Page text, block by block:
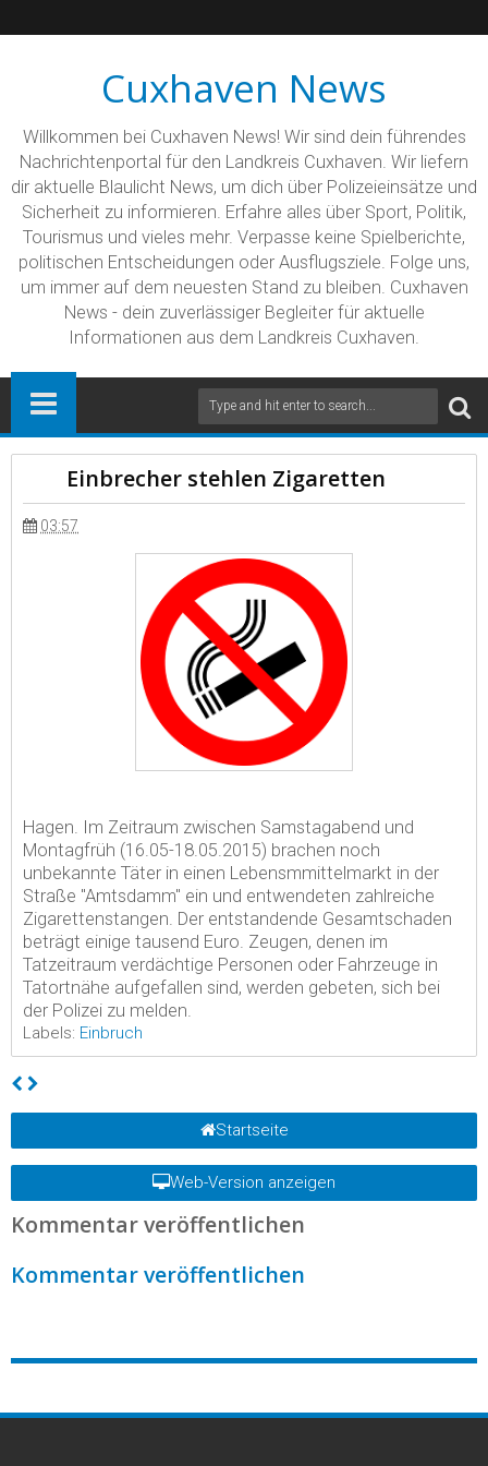
Cuxhaven News
Willkommen bei Cuxhaven News! Wir sind dein führendes
Nachrichtenportal für den Landkreis Cuxhaven. Wir liefern
dir aktuelle Blaulicht News, um dich über Polizeieinsätze und
Sicherheit zu informieren. Erfahre alles über Sport, Politik,
Tourismus und vieles mehr. Verpasse keine Spielberichte,
politischen Entscheidungen oder Ausflugsziele. Folge uns,
um immer auf dem neuesten Stand zu bleiben. Cuxhaven
News - dein zuverlässiger Begleiter für aktuelle
Informationen aus dem Landkreis Cuxhaven.
Einbrecher stehlen Zigaretten
03:57
Hagen. Im Zeitraum zwischen Samstagabend und
Montagfrüh (16.05-18.05.2015) brachen noch
unbekannte Täter in einen Lebensmmittelmarkt in der
Straße "Amtsdamm" ein und entwendeten zahlreiche
Zigarettenstangen. Der entstandende Gesamtschaden
beträgt einige tausend Euro. Zeugen, denen im
Tatzeitraum verdächtige Personen oder Fahrzeuge in
Tatortnähe aufgefallen sind, werden gebeten, sich bei
der Polizei zu melden.
Labels: Einbruch
Startseite
Web-Version anzeigen
Kommentar veröffentlichen
Kommentar veröffentlichen